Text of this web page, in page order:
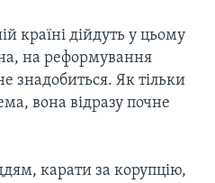
країні дійдуть у цьому
на реформування
знадобиться. Як тільки
вона відразу почне
карати за корупцію,